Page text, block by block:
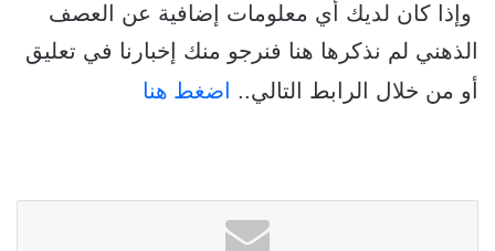
وإذا كان لديك أي معلومات إضافية عن العصف
الذهني لم نذكرها هنا فنرجو منك إخبارنا في تعليق
أو من خلال الرابط
التالي.. اضغط هنا